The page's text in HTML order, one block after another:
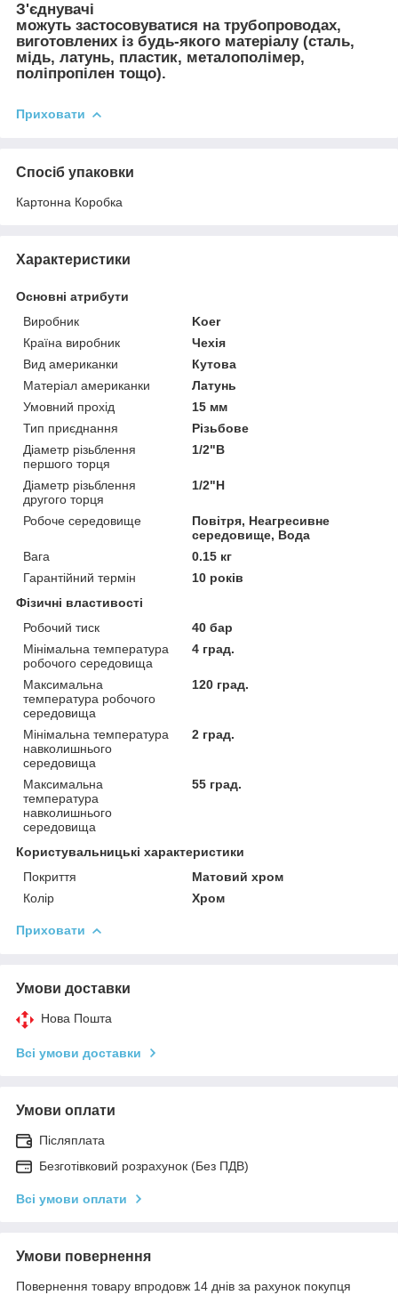
З'єднувачі
можуть застосовуватися на трубопроводах,
виготовлених із будь-якого матеріалу (сталь,
мідь, латунь, пластик, металополімер,
поліпропілен тощо).
Приховати
Спосіб упаковки
Картонна Коробка
Характеристики
Основні атрибути
Виробник
Koer
Країна виробник
Чехія
Вид американки
Кутова
Матеріал американки
Латунь
Умовний прохід
15 мм
Тип приєднання
Різьбове
Діаметр різьблення
першого торця
1/2"В
Діаметр різьблення
другого торця
1/2"Н
Робоче середовище
Повітря, Неагресивне
середовище, Вода
Вага
0.15 кг
Гарантійний термін
10 років
Фізичні властивості
Робочий тиск
40 бар
Мінімальна температура
робочого середовища
4 град.
Максимальна
температура робочого
середовища
120 град.
Мінімальна температура
навколишнього
середовища
2 град.
Максимальна
температура
навколишнього
середовища
55 град.
Користувальницькі характеристики
Покриття
Матовий хром
Колір
Хром
Приховати
Умови доставки
Нова Пошта
Всі умови доставки
Умови оплати
Післяплата
Безготівковий розрахунок (Без ПДВ)
Всі умови оплати
Умови повернення
Повернення товару впродовж 14 днів за рахунок покупця